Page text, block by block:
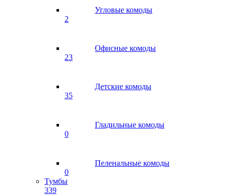
Угловые комоды
2
Офисные комоды
23
Детские комоды
35
Гладильные комоды
0
Пеленальные комоды
0
Тумбы
339